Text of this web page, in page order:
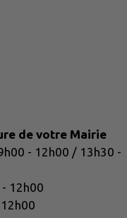
de votre Mairie
- 12h00 / 13h30 -
12h00